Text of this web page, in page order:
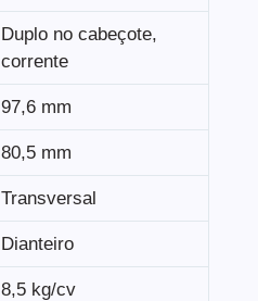
Duplo no cabeçote,
corrente
97,6 mm
80,5 mm
Transversal
Dianteiro
8,5 kg/cv